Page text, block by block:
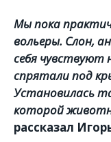
Мы пока
вольеры. Слон,
себя чувствуют
спрятали под
Установилась
которой
рассказал